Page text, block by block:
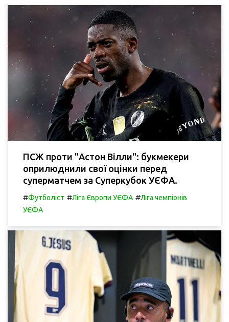
ПСЖ проти "Астон Вілли": букмекери
оприлюднили свої оцінки перед
суперматчем за Суперкубок УЄФА.
#Футболіст #Ліга Європи УЄФА #Ліга чемпіонів
УЄФА